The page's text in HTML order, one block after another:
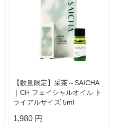
【数量限定】采茶～SAICHA
｜CH フェイシャルオイル ト
ライアルサイズ 5ml
1,980 円